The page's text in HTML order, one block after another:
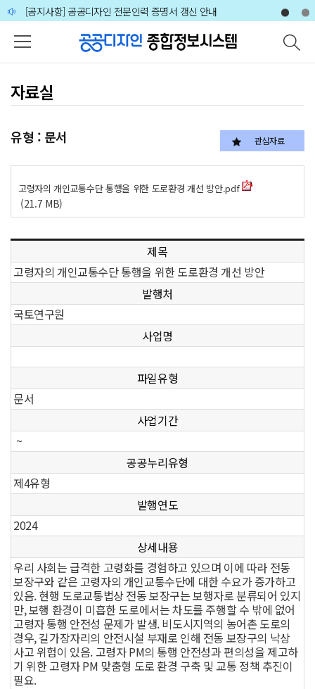
본문 바로가기
주메뉴 바로가기
하단 바로가기
[공지사항] 공공디자인 전문인력 증명서 갱신 안내
🙋‍♀️🙋‍♂️2026 공공디자인 분야 전문가 인력풀 상시 모집 공고
자료실
유형 : 문서 관심자료
고령자의 개인교통수단 통행을 위한 도로환경 개선 방안.pdf
(21.7 MB)
제목
고령자의 개인교통수단 통행을 위한 도로환경 개선 방안
발행처
국토연구원
사업명
파일유형
문서
사업기간
~
공공누리유형
제4유형
발행연도
2024
상세내용
우리 사회는 급격한 고령화를 경험하고 있으며 이에 따라 전동
보장구와 같은 고령자의 개인교통수단에 대한 수요가 증가하고
있음. 현행 도로교통법상 전동 보장구는 보행자로 분류되어 있지
만, 보행 환경이 미흡한 도로에서는 차도를 주행할 수 밖에 없어
고령자 통행 안전성 문제가 발생. 비도시지역의 농어촌 도로의
경우, 길가장자리의 안전시설 부재로 인해 전동 보장구의 낙상
사고 위험이 있음. 고령자 PM의 통행 안전성과 편의성을 제고하
기 위한 고령자 PM 맞춤형 도로 환경 구축 및 교통 정책 추진이
필요.